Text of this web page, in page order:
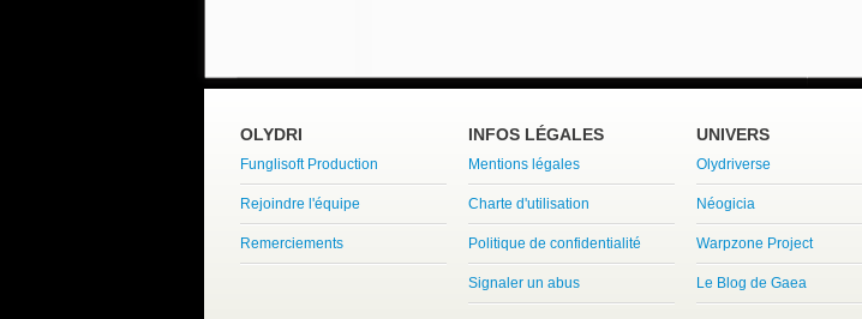
OLYDRI
Funglisoft Production
Rejoindre l'équipe
Remerciements
INFOS LÉGALES
Mentions légales
Charte d'utilisation
Politique de confidentialité
Signaler un abus
UNIVERS
Olydriverse
Néogicia
Warpzone Project
Le Blog de Gaea